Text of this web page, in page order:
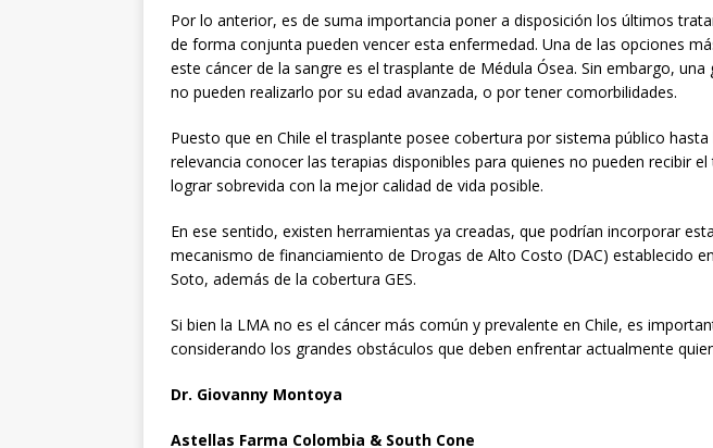
Por lo anterior, es de suma importancia poner a disposición los últimos
de forma conjunta pueden vencer esta enfermedad. Una de las opciones
este cáncer de la sangre es el trasplante de Médula Ósea. Sin embargo,
no pueden realizarlo por su edad avanzada, o por tener comorbilidades.
Puesto que en Chile el trasplante posee cobertura por sistema público
relevancia conocer las terapias disponibles para quienes no pueden recibir
lograr sobrevida con la mejor calidad de vida posible.
En ese sentido, existen herramientas ya creadas, que podrían incorporar
mecanismo de financiamiento de Drogas de Alto Costo (DAC) establecido
Soto, además de la cobertura GES.
Si bien la LMA no es el cáncer más común y prevalente en Chile, es
considerando los grandes obstáculos que deben enfrentar actualmente
Dr. Giovanny Montoya
Astellas Farma Colombia & South Cone